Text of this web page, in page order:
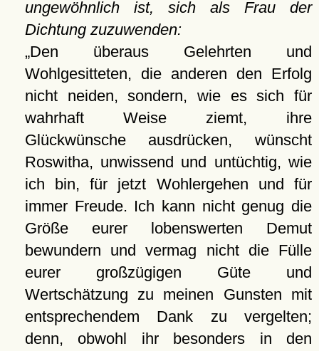
ungewöhnlich ist, sich als Frau der
Dichtung zuzuwenden:
Den überaus Gelehrten und
Wohlgesitteten, die anderen den Erfolg
nicht neiden, sondern, wie es sich für
wahrhaft Weise ziemt, ihre
Glückwünsche ausdrücken, wünscht
Roswitha, unwissend und untüchtig, wie
ich bin, für jetzt Wohlergehen und für
immer Freude. Ich kann nicht genug die
Größe eurer lobenswerten Demut
bewundern und vermag nicht die Fülle
eurer großzügigen Güte und
Wertschätzung zu meinen Gunsten mit
entsprechendem Dank zu vergelten;
denn, obwohl ihr besonders in den